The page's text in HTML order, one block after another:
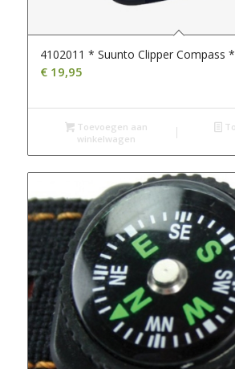
4102011 * Suunto Clipper Compass
€19,95
Toevoegen aan
winkelwagen